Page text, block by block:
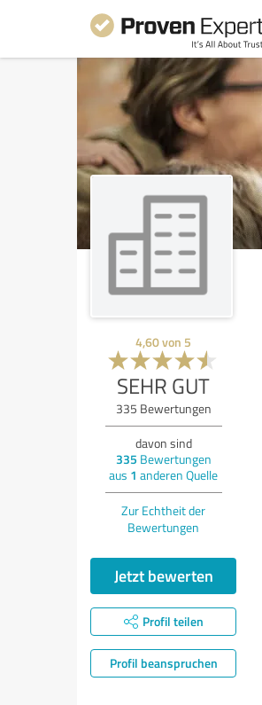
4,60von 5
SEHR GUT
335 Bewertungen
davon sind
335 Bewertungen
aus 1 anderen Quelle
Zur Echtheit der
Bewertungen
Jetzt bewerten
Profil teilen
Profil beanspruchen